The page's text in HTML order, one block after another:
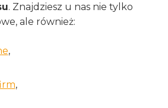
. Znajdziesz u nas nie tylko
ale również:
,
,